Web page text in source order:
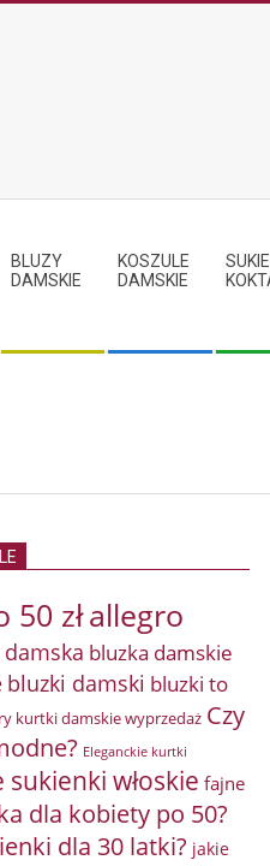
BLUZY
DAMSKIE
KOSZULE
DAMSKIE
50 złallegro
bluzka damskie
bluzki damski bluzki to
kurtki damskie wyprzedaż Czy
Eleganckie kurtki
sukienki włoskie fajne
dla kobiety po 50?
dla 30 latki? jakie